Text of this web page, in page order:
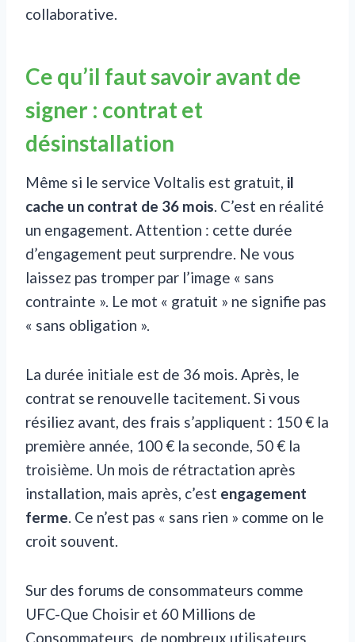
collaborative.
Ce qu’il faut savoir avant de
signer : contrat et
désinstallation
Même si le service Voltalis est gratuit, il
cache un contrat de 36 mois. C’est en réalité
un engagement. Attention : cette durée
d’engagement peut surprendre. Ne vous
laissez pas tromper par l’image « sans
contrainte ». Le mot « gratuit » ne signifie pas
« sans obligation ».
La durée initiale est de 36 mois. Après, le
contrat se renouvelle tacitement. Si vous
résiliez avant, des frais s’appliquent : 150 € la
première année, 100 € la seconde, 50 € la
troisième. Un mois de rétractation après
installation, mais après, c’est engagement
ferme. Ce n’est pas « sans rien » comme on le
croit souvent.
Sur des forums de consommateurs comme
UFC-Que Choisir et 60 Millions de
Consommateurs, de nombreux utilisateurs